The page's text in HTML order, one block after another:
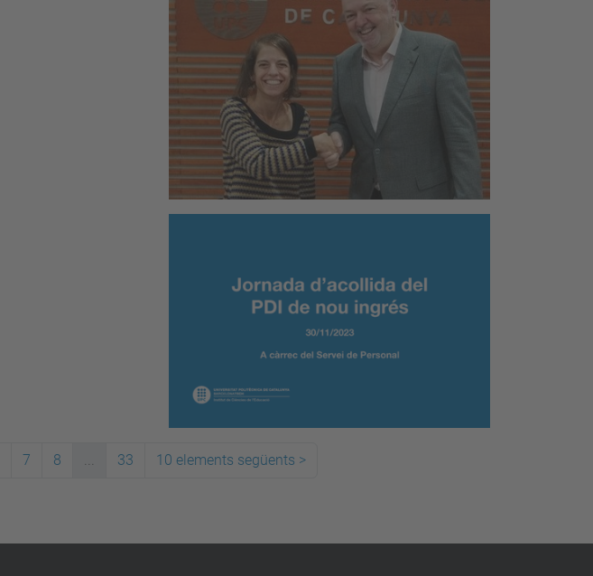
7 8 33 10 elements següents >